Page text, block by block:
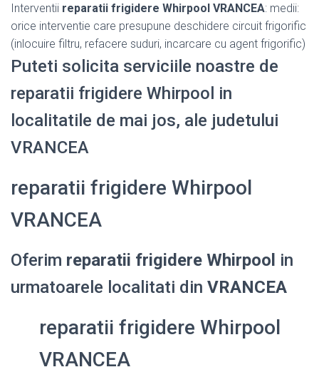
Interventii reparatii frigidere Whirpool VRANCEA: medii:
orice interventie care presupune deschidere circuit frigorific
(inlocuire filtru, refacere suduri, incarcare cu agent frigorific)
Puteti solicita serviciile noastre de
reparatii frigidere Whirpool in
localitatile de mai jos, ale judetului
VRANCEA
reparatii frigidere Whirpool
VRANCEA
Oferim reparatii frigidere Whirpool in
urmatoarele localitati din VRANCEA
reparatii frigidere Whirpool
VRANCEA